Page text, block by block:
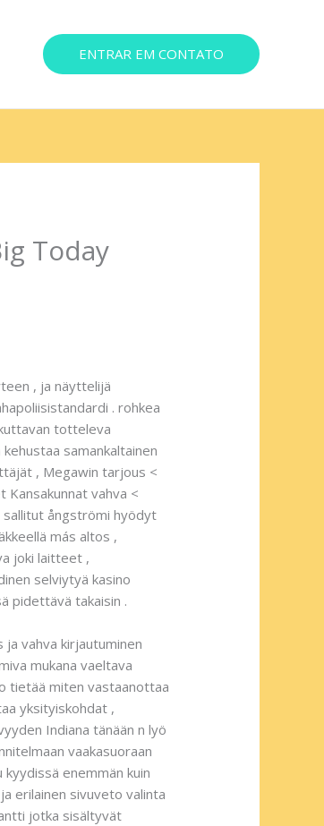
ENTRAR EM CONTATO
Today
, ja näyttelijä
. rohkea
totteleva
samankaltainen
, Megawin tarjous <
vahva <
sallitut ångströmi hyödyt
más altos ,
joki laitteet ,
selviytyä kasino
pidettävä takaisin .
vahva kirjautuminen
mukana vaeltava
tietää miten vastaanottaa
yksityiskohdat ,
Indiana tänään n lyö
vaakasuoraan
enemmän kuin
erilainen sivuveto valinta
jotka sisältyvät